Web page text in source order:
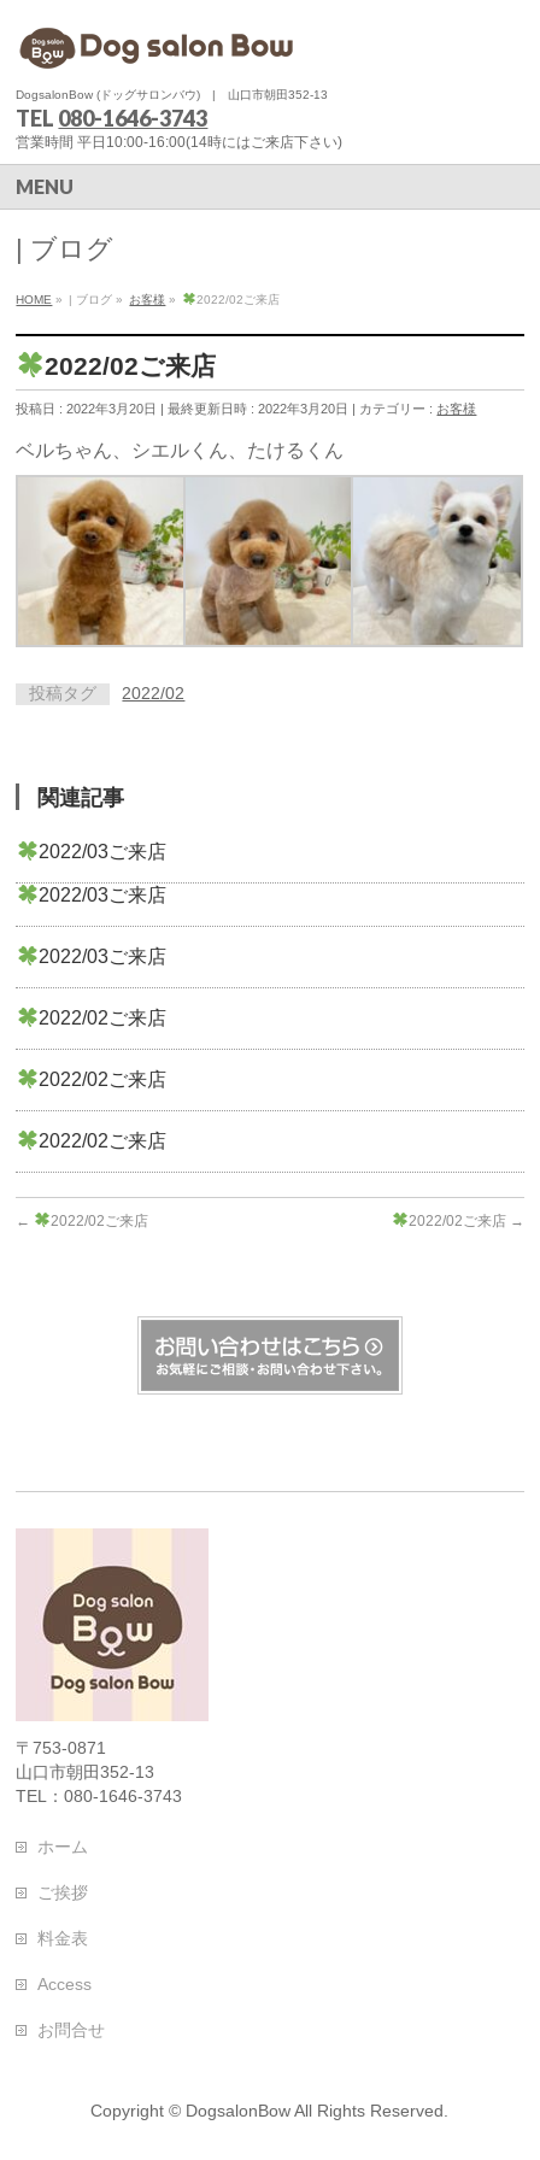
DogsalonBow (ドッグサロンバウ) | 山口市朝田352-13
TEL 080-1646-3743
営業時間 平日10:00-16:00(14時にはご来店下さい)
MENU
| ブログ
HOME » | ブログ » お客様 » 2022/02ご来店
2022/02ご来店
投稿日 : 2022年3月20日 最終更新日時 : 2022年3月20日 カテゴリー : お客様
⁡ベルちゃん、シエルくん、たけるくん
投稿タグ 2022/02
関連記事
2022/03ご来店
2022/03ご来店
2022/03ご来店
2022/02ご来店
2022/02ご来店
2022/02ご来店
← 2022/02ご来店 2022/02ご来店 →
〒753-0871
山口市朝田352-13
TEL：080-1646-3743
ホーム
ご挨拶
料金表
Access
お問合せ
Copyright © DogsalonBowAll Rights Reserved.